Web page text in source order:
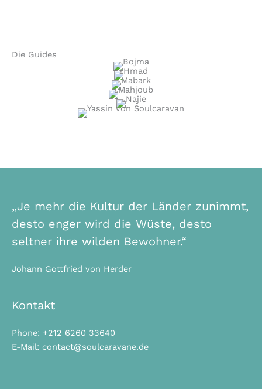
Die Guides
„Je mehr die Kultur der Länder zunimmt,
desto enger wird die Wüste, desto
seltner ihre wilden Bewohner.“
Johann Gottfried von Herder
Kontakt
Phone: +212 6260 33640
E-Mail: contact@soulcaravane.de